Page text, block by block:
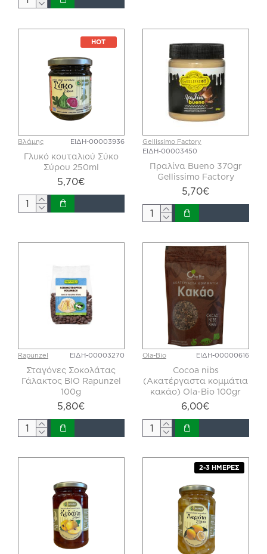
HOT
Βλάμης ΕΙΔΗ-00003936
Γλυκό κουταλιού Σύκο
Σύρου 250ml
5,70€
Gellissimo Factory
ΕΙΔΗ-00003450
Πραλίνα Bueno 370gr
Gellissimo Factory
5,70€
Rapunzel ΕΙΔΗ-00003270
Σταγόνες Σοκολάτας
Γάλακτος BIO Rapunzel
100g
5,80€
Ola-Bio ΕΙΔΗ-00000616
Cocoa nibs
(Ακατέργαστα κομμάτια
κακάο) Ola-Bio 100gr
6,00€
2-3 ΗΜΈΡΕΣ